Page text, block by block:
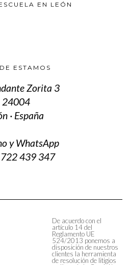
EN LEÓN
ESTAMOS
Zorita 3
24004
· España
y WhatsApp
439 347
De acuerdo con el
artículo 14 del
Reglamento UE
524/2013 ponemos a
disposición de nuestros
clientes la herramienta
de resolución de litigios